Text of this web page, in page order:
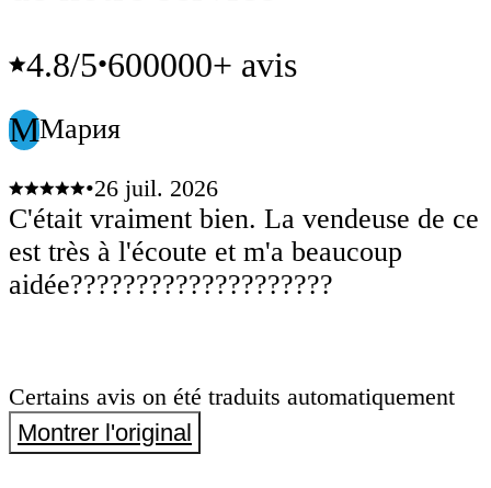
4.8/5•600000+ avis
ММария
•26 juil. 2026
C'était vraiment bien. La vendeuse de ce
est très à l'écoute et m'a beaucoup
aidée????????????????????
Certains avis on été traduits automatiquement
Montrer l'original